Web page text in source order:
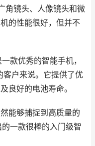
角镜头、人像镜头和微
的性能很好，但并不
款优秀的智能手机，
户来说。它提供了优
良好的电池寿命。
能够捕捉到高质量的
一款很棒的入门级智